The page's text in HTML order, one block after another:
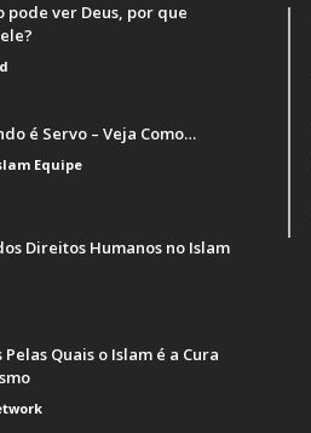
pode ver Deus, por que
é Servo – Veja Como…
Equipe
Direitos Humanos no Islam
Pelas Quais o Islam é a Cura